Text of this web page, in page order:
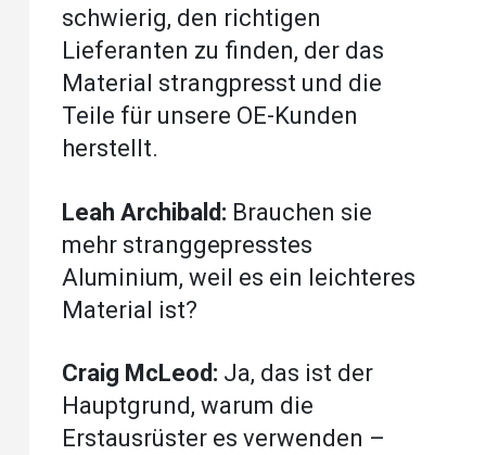
schwierig, den richtigen
Lieferanten zu finden, der das
Material strangpresst und die
Teile für unsere OE-Kunden
herstellt.
Leah Archibald: Brauchen sie
mehr stranggepresstes
Aluminium, weil es ein leichteres
Material ist?
Craig McLeod: Ja, das ist der
Hauptgrund, warum die
Erstausrüster es verwenden –